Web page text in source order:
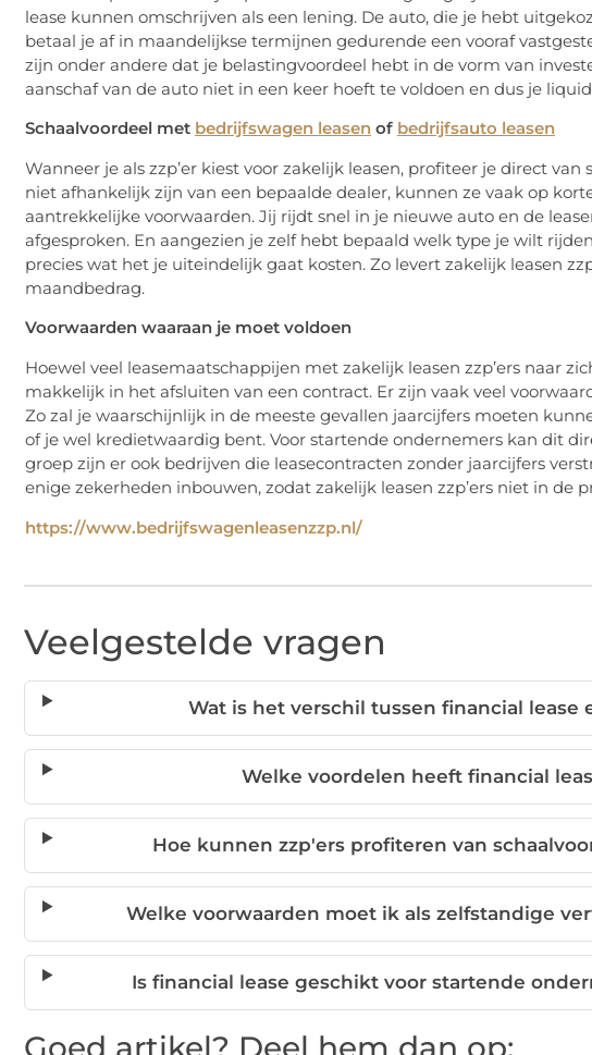
lease kunnen omschrijven als een lening. De auto, die je hebt
betaal je af in maandelijkse termijnen gedurende een vooraf
zijn onder andere dat je belastingvoordeel hebt in de vorm van
aanschaf van de auto niet in een keer hoeft te voldoen en dus je
Schaalvoordeel met bedrijfswagen leasen of bedrijfsauto leasen
Wanneer je als zzp’er kiest voor zakelijk leasen, profiteer je direct
niet afhankelijk zijn van een bepaalde dealer, kunnen ze vaak op
aantrekkelijke voorwaarden. Jij rijdt snel in je nieuwe auto en de
afgesproken. En aangezien je zelf hebt bepaald welk type je wilt
precies wat het je uiteindelijk gaat kosten. Zo levert zakelijk leasen
maandbedrag.
Voorwaarden waaraan je moet voldoen
Hoewel veel leasemaatschappijen met zakelijk leasen zzp’ers naar
makkelijk in het afsluiten van een contract. Er zijn vaak veel
Zo zal je waarschijnlijk in de meeste gevallen jaarcijfers moeten
of je wel kredietwaardig bent. Voor startende ondernemers kan dit
groep zijn er ook bedrijven die leasecontracten zonder jaarcijfers
enige zekerheden inbouwen, zodat zakelijk leasen zzp’ers niet in de
https://www.bedrijfswagenleasenzzp.nl/
Veelgestelde vragen
Wat is het verschil tussen financial lease
Welke voordelen heeft financial
Hoe kunnen zzp'ers profiteren van
Welke voorwaarden moet ik als zelfstandige
Is financial lease geschikt voor startende
Goed artikel? Deel hem dan op: